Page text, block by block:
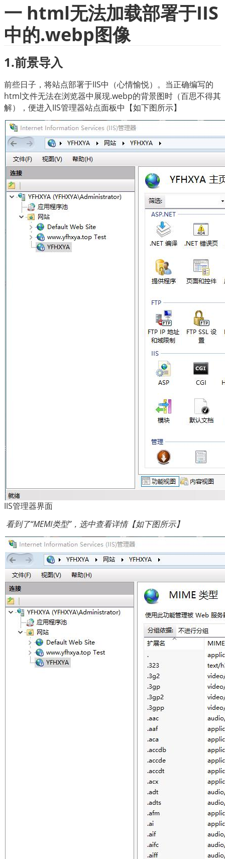
一 html无法加载部署于IIS
中的.webp图像
1.前景导入
前些日子，将站点部署于IIS中（心情愉悦）。当正确编写的
html文件无法在浏览器中展现.webp的背景图时（百思不得其
解），便进入IIS管理器站点面板中【如下图所示】
IIS管理器界面
看到了“MEMI类型”，选中查看详情【如下图所示】